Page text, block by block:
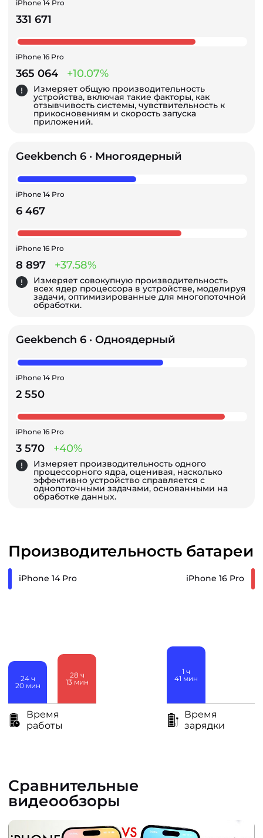
iPhone 14 Pro
331 671
iPhone 16 Pro
365 064 +10.07%
Измеряет общую производительность
устройства, включая такие факторы, как
отзывчивость системы, чувствительность к
прикосновениям и скорость запуска
приложений.
Geekbench 6 · Многоядерный
iPhone 14 Pro
6 467
iPhone 16 Pro
8 897 +37.58%
Измеряет совокупную производительность
всех ядер процессора в устройстве, моделируя
задачи, оптимизированные для многопоточной
обработки.
Geekbench 6 · Одноядерный
iPhone 14 Pro
2 550
iPhone 16 Pro
3 570 +40%
Измеряет производительность одного
процессорного ядра, оценивая, насколько
эффективно устройство справляется с
однопоточными задачами, основанными на
обработке данных.
Производительность батареи
iPhone 14 Pro iPhone 16 Pro
24 ч
20 мин
28 ч
13 мин
Время
работы
1 ч
41 мин
35мин
Время
зарядки
Сравнительные
видеообзоры